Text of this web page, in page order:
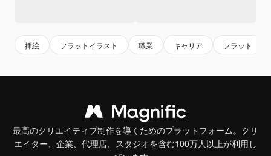
挿絵 フラットイラスト 職業 キャリア フラット
最高のクリエイティブ制作を導くためのプラットフォーム。クリ
エイター、企業、代理店、スタジオを含む100万人以上が利用し